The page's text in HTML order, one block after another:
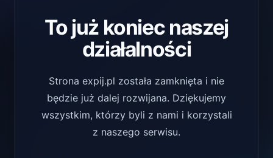
To już koniec naszej
działalności
Strona expij.pl została zamknięta i nie
będzie już dalej rozwijana. Dziękujemy
wszystkim, którzy byli z nami i korzystali
z naszego serwisu.